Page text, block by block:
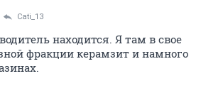
Cati_13
находится. Я там в свое
фракции керамзит и намного